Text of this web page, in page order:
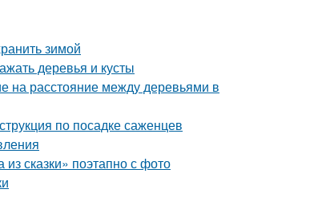
зимой
деревья и кусты
на расстояние между деревьями в
по посадке саженцев
сказки» поэтапно с фото